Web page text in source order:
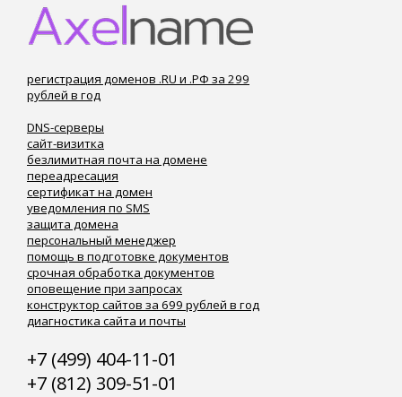
регистрация доменов .RU и .РФ за 299
рублей в год
DNS-серверы
сайт-визитка
безлимитная почта на домене
переадресация
сертификат на домен
уведомления по SMS
защита домена
персональный менеджер
помощь в подготовке документов
срочная обработка документов
оповещение при запросах
конструктор сайтов за 699 рублей в год
диагностика сайта и почты
+7 (499) 404-11-01
+7 (812) 309-51-01